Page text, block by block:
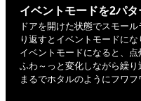
イベントモードを2パタ
ドアを開けた状態でスモー
り返すとイベントモードにな
イベントモードになると、
ふわ～っと変化しながら繰り
まるでホタルのようにフワフ